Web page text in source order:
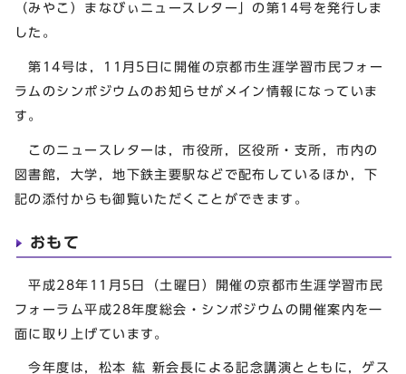
（みやこ）まなびぃニュースレター」の第14号を発行しま
した。
第14号は，11月5日に開催の京都市生涯学習市民フォー
ラムのシンポジウムのお知らせがメイン情報になっていま
す。
このニュースレターは，市役所，区役所・支所，市内の
図書館，大学，地下鉄主要駅などで配布しているほか，下
記の添付からも御覧いただくことができます。
おもて
平成28年11月5日（土曜日）開催の京都市生涯学習市民
フォーラム平成28年度総会・シンポジウムの開催案内を一
面に取り上げています。
今年度は，松本 紘 新会長による記念講演とともに，ゲス